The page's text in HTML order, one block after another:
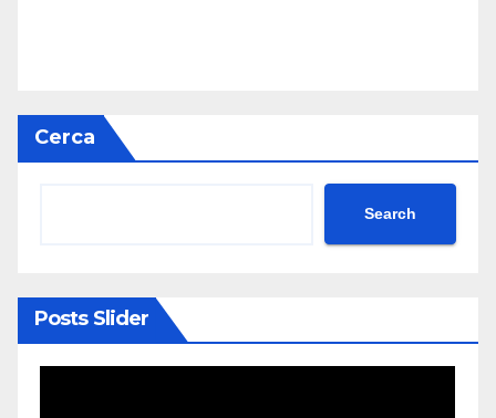
Cerca
Search
Posts Slider